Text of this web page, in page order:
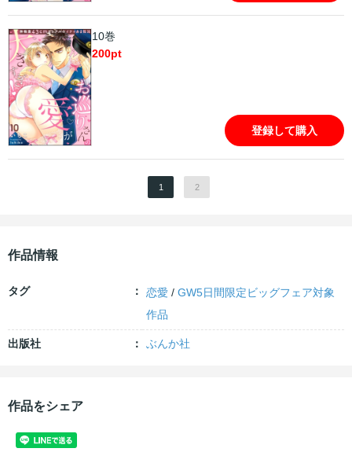
10巻
200pt
登録して購入
1 2
作品情報
タグ 恋愛 /GW5日間限定ビッグフェア対象
作品
出版社 ぶんか社
作品をシェア